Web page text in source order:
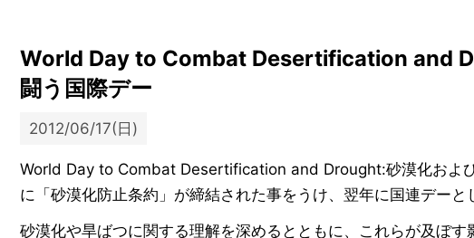
World Day to Combat Desertification and
闘う国際デー
2012/06/17(日)
World Day to Combat Desertification and Drought:砂漠化およ
に「砂漠化防止条約」が締結された事をうけ、翌年に国連デーと
砂漠化や旱ばつに関する理解を深めるとともに、これらが及ぼ